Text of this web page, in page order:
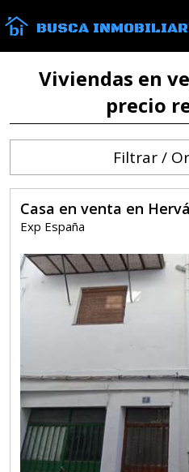
BUSCA
Viviendas en
precio
Filtrar /
Casa en venta en
Exp España